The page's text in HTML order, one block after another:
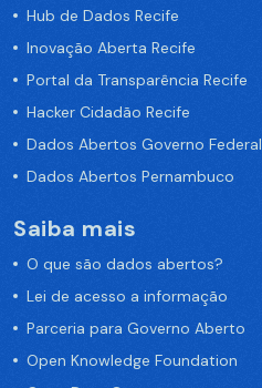
Hub de Dados Recife
Inovação Aberta Recife
Portal da Transparência Recife
Hacker Cidadão Recife
Dados Abertos Governo Federal
Dados Abertos Pernambuco
Saiba mais
O que são dados abertos?
Lei de acesso a informação
Parceria para Governo Aberto
Open Knowledge Foundation